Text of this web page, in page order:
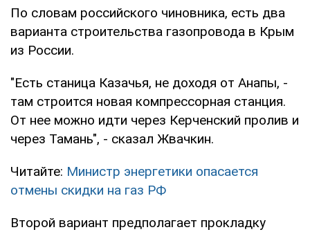
По словам российского чиновника, есть два
варианта строительства газопровода в Крым
из России.
"Есть станица Казачья, не доходя от Анапы, -
там строится новая компрессорная станция.
От нее можно идти через Керченский пролив и
через Тамань", - сказал Жвачкин.
Читайте: Министр энергетики опасается
отмены скидки на газ РФ
Второй вариант предполагает прокладку